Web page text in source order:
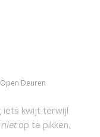
Open Deuren
iets kwijt terwijl
nietop te pikken.